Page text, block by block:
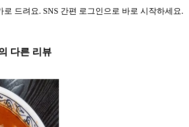
로 드려요. SNS 간편 로그인으로 바로 시작하세요.
다른 리뷰